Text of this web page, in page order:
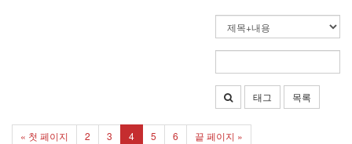
태그 목록
« 첫 페이지 2 3 4 5 6 끝 페이지 »